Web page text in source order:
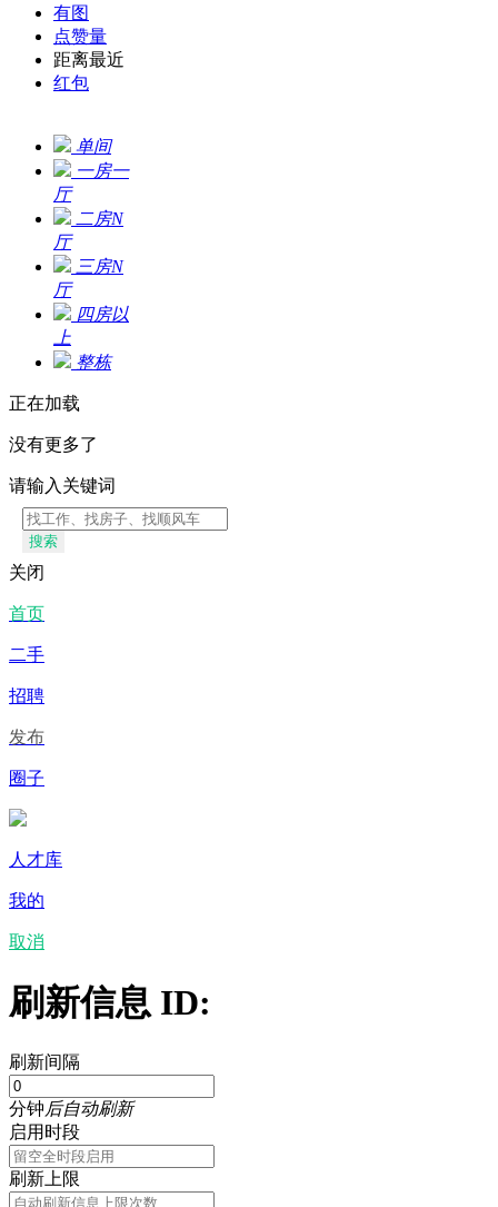
有图
点赞量
距离最近
红包
单间
一房一
厅
二房N
厅
三房N
厅
四房以
上
整栋
正在加载
没有更多了
请输入关键词
搜索
关闭
首页
二手
招聘
发布
圈子
人才库
我的
取消
刷新信息 ID:
刷新间隔
分钟后自动刷新
启用时段
刷新上限